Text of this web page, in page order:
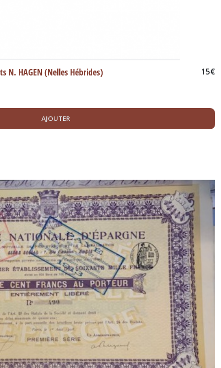
N. HAGEN (Nelles Hébrides) 15€
AJOUTER